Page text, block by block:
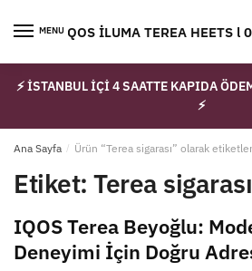
MENUIQOS İLUMA TEREA HEETS l
⚡ İSTANBUL İÇİ 4 SAATTE KAPIDA
⚡
Ana Sayfa / Ürün “Terea sigarası” olarak
Etiket: Terea sigarası
IQOS Terea Beyoğlu:
Deneyimi İçin Doğru